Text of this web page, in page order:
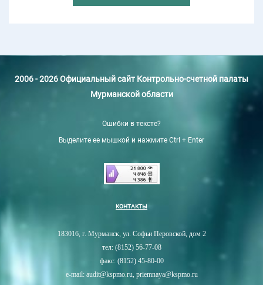
2006 - 2026 Официальный сайт Контрольно-счетной палаты
Мурманской области
Ошибки в тексте?
Выделите ее мышкой и нажмите Ctrl + Enter
КОНТАКТЫ
183016, г. Мурманск, ул. Софьи Перовской, дом 2
тел: (8152) 56-77-08
факс: (8152) 45-80-00
e-mail: audit@kspmo.ru, priemnaya@kspmo.ru